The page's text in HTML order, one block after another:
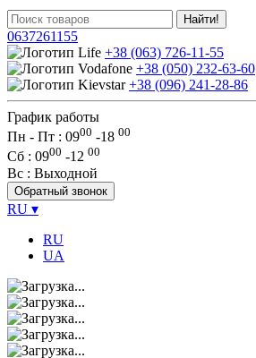
Найти!
0637261155
+38 (063) 726-11-55
+38 (050) 232-63-60
+38 (096) 241-28-86
График работы
Пн - Пт : 0900 -18 00
Сб : 0900 -12 00
Вс : Выходной
Обратный звонок
RU ▾
RU
UA